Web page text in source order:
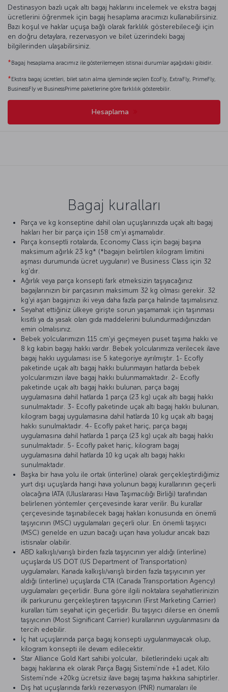
Destinasyon bazlı uçak altı bagaj haklarını incelemek ve ekstra bagaj
ücretlerini öğrenmek için bagaj hesaplama aracımızı kullanabilirsiniz.
Bazı koşul ve haklar uçuşa bağlı olarak farklılık gösterebileceği için
en doğru detaylara, rezervasyon ve bilet üzerindeki bagaj
bilgilerinden ulaşabilirsiniz.
* Bagaj hesaplama aracımız ile gösterilemeyen istisnai durumlar aşağıdaki gibidir.
* Ekstra bagaj ücretleri, bilet satın alma işleminde seçilen EcoFly, ExtraFly, PrimeFly,
BusinessFly ve BusinessPrime paketlerine göre farklılık gösterebilir.
Hesaplama
Bagaj kuralları
Parça ve kg konseptine dahil olan uçuşlarınızda uçak altı bagaj
hakları her bir parça için 158 cm’yi aşmamalıdır.
Parça konseptli rotalarda, Economy Class için bagaj başına
maksimum ağırlık 23 kg* (*bagajın belirtilen kilogram limitini
aşması durumunda ücret uygulanır) ve Business Class için 32
kg'dır.
Ağırlık veya parça konsepti fark etmeksizin taşıyacağınız
bagajlarınızın bir parçasının maksimum 32 kg olması gerekir. 32
kg’yi aşan bagajınızı iki veya daha fazla parça halinde taşımalısınız.
Seyahat ettiğiniz ülkeye girişte sorun yaşamamak için taşınması
kısıtlı ya da yasak olan gıda maddelerini bulundurmadığınızdan
emin olmalısınız.
Bebek yolcularımızın 115 cm’yi geçmeyen puset taşıma hakkı ve
8 kg kabin bagajı hakkı vardır. Bebek yolcularımıza verilecek ilave
bagaj hakkı uygulaması ise 5 kategoriye ayrılmıştır. 1- Ecofly
paketinde uçak altı bagaj hakkı bulunmayan hatlarda bebek
yolcularımızın ilave bagaj hakkı bulunmamaktadır. 2- Ecofly
paketinde uçak altı bagaj hakkı bulunan, parça bagaj
uygulamasına dahil hatlarda 1 parça (23 kg) uçak altı bagaj hakkı
sunulmaktadır. 3- Ecofly paketinde uçak altı bagaj hakkı bulunan,
kilogram bagaj uygulamasına dahil hatlarda 10 kg uçak altı bagaj
hakkı sunulmaktadır. 4- Ecofly paket hariç, parça bagaj
uygulamasına dahil hatlarda 1 parça (23 kg) uçak altı bagaj hakkı
sunulmaktadır. 5- Ecofly paket hariç, kilogram bagaj
uygulamasına dahil hatlarda 10 kg uçak altı bagaj hakkı
sunulmaktadır.
Başka bir hava yolu ile ortak (interline) olarak gerçekleştirdiğimiz
yurt dışı uçuşlarda hangi hava yolunun bagaj kurallarının geçerli
olacağına IATA (Uluslararası Hava Taşımacılığı Birliği) tarafından
belirlenen yöntemler çerçevesinde karar verilir. Bu kurallar
çerçevesinde taşınabilecek bagaj hakları konusunda en önemli
taşıyıcının (MSC) uygulamaları geçerli olur. En önemli taşıyıcı
(MSC) genelde en uzun bacağı uçan hava yoludur ancak bazı
istisnalar olabilir.
ABD kalkışlı/varışlı birden fazla taşıyıcının yer aldığı (interline)
uçuşlarda US DOT (US Department of Transportation)
uygulamaları, Kanada kalkışlı/varışlı birden fazla taşıyıcının yer
aldığı (interline) uçuşlarda CTA (Canada Transportation Agency)
uygulamaları geçerlidir. Buna göre ilgili noktalara seyahatlerinizin
ilk parkurunu gerçekleştiren taşıyıcının (First Marketing Carrier)
kuralları tüm seyahat için geçerlidir. Bu taşıyıcı dilerse en önemli
taşıyıcının (Most Significant Carrier) kurallarının uygulanmasını da
tercih edebilir.
İç hat uçuşlarında parça bagaj konsepti uygulanmayacak olup,
kilogram konsepti ile devam edilecektir.
Star Alliance Gold Kart sahibi yolcular, biletlerindeki uçak altı
bagaj haklarına ek olarak Parça Bagaj Sistemi’nde +1 adet, Kilo
Sistemi’nde +20kg ücretsiz ilave bagaj taşıma hakkına sahiptirler.
Dış hat uçuşlarında farklı rezervasyon (PNR) numaraları ile